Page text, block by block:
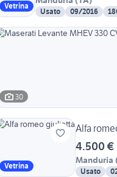
Vetrina
Usato 09/2016
30
Vetrina
Alfa
4.500 €
Manduria
Usato